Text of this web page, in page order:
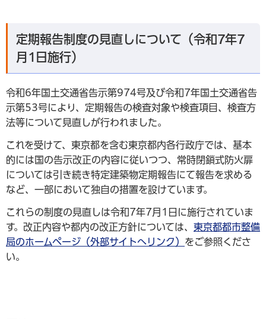
定期報告制度の見直しについて（令和7年7
月1日施行）
令和6年国土交通省告示第974号及び令和7年国土交通省告
示第53号により、定期報告の検査対象や検査項目、検査方
法等について見直しが行われました。
これを受けて、東京都を含む東京都内各行政庁では、基本
的には国の告示改正の内容に従いつつ、常時閉鎖式防火扉
については引き続き特定建築物定期報告にて報告を求める
など、一部において独自の措置を設けています。
これらの制度の見直しは令和7年7月1日に施行されていま
す。改正内容や都内の改正方針については、 東京都都市整備
局のホームページ（外部サイトへリンク） をご参照くださ
い。